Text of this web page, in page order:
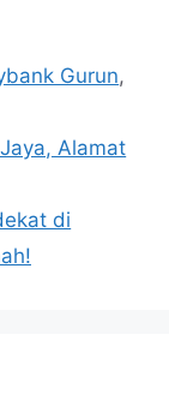
Gurun,
Alamat
di